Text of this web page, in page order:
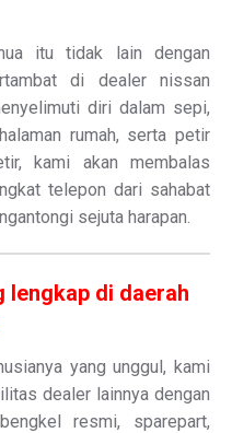
itu tidak lain dengan
di dealer nissan
diri dalam sepi,
rumah, serta petir
kami akan membalas
telepon dari sahabat
sejuta harapan.
lengkap di daerah
yang unggul, kami
dealer lainnya dengan
resmi, sparepart,